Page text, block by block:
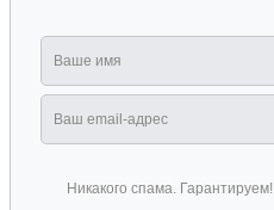
Никакого спама. Гарантируем!